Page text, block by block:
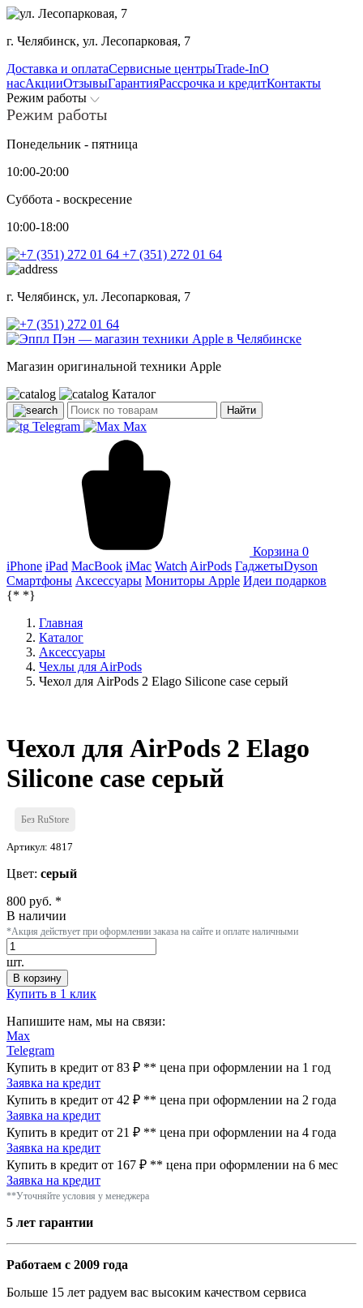
г. Челябинск, ул. Лесопарковая, 7
Доставка и оплатаСервисные центрыTrade-InО
насАкцииОтзывыГарантияРассрочка и кредитКонтакты
Режим работы
Режим работы
Понедельник - пятница
10:00-20:00
Суббота - воскресение
10:00-18:00
+7 (351) 272 01 64
г. Челябинск, ул. Лесопарковая, 7
Магазин оригинальной техники Apple
Каталог
Найти
Telegram Max
Корзина 0
iPhone iPad MacBook iMac Watch AirPods ГаджетыDyson
Смартфоны Аксессуары Мониторы Apple Идеи подарков
{* *}
Главная
Каталог
Аксессуары
Чехлы для AirPods
Чехол для AirPods 2 Elago Silicone case серый
Чехол для AirPods 2 Elago
Silicone case серый
Без RuStore
Артикул: 4817
Цвет: серый
800 руб. *
В наличии
*Акция действует при оформлении заказа на сайте и оплате наличными
шт.
В корзину
Купить в 1 клик
Напишите нам, мы на связи:
Max
Telegram
Купить в кредит от 83 ₽ ** цена при оформлении на 1 год
Заявка на кредит
Купить в кредит от 42 ₽ ** цена при оформлении на 2 года
Заявка на кредит
Купить в кредит от 21 ₽ ** цена при оформлении на 4 года
Заявка на кредит
Купить в кредит от 167 ₽ ** цена при оформлении на 6 мес
Заявка на кредит
**Уточняйте условия у менеджера
5 лет гарантии
Работаем с 2009 года
Больше 15 лет радуем вас высоким качеством сервиса